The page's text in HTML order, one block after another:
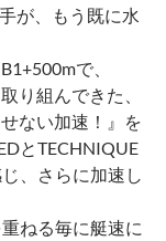
が、もう既に水
で、
り組んできた、
ない加速！』を
とTECHNIQUE
、さらに加速し
ねる毎に艇速に